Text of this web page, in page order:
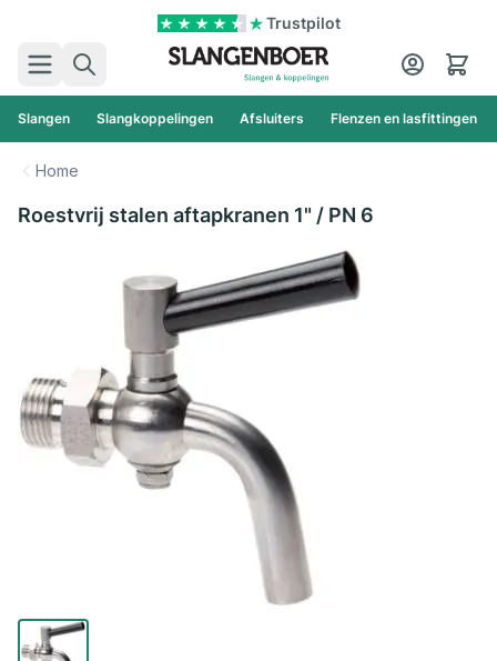
Trustpilot
Zoek
Cart
Slangen Slangkoppelingen Afsluiters Flenzen en lasfittingen
Home
Roestvrij stalen aftapkranen 1" / PN 6